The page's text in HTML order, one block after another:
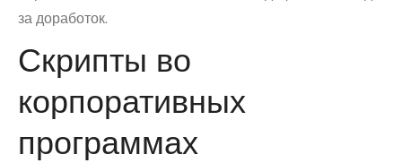
за доработок.
Скрипты во
корпоративных
программах